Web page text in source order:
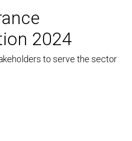
2024
to serve the sector